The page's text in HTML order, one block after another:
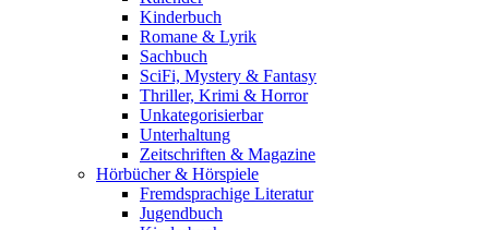
Kinderbuch
Romane & Lyrik
Sachbuch
SciFi, Mystery & Fantasy
Thriller, Krimi & Horror
Unkategorisierbar
Unterhaltung
Zeitschriften & Magazine
Hörbücher & Hörspiele
Fremdsprachige Literatur
Jugendbuch